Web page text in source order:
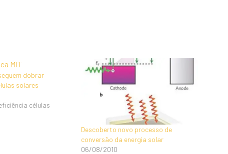
dobrar
solares
células
Descoberto novo processo de
conversão da energia solar
06/08/2010